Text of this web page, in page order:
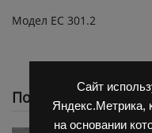
Сайт
Яндекс.Метрика,
на основании
Модел ЕС 301.2
Похожие